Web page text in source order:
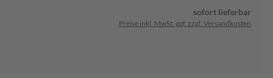
sofort lieferbar
Preise inkl. MwSt. ggf. zzgl. Versandkosten